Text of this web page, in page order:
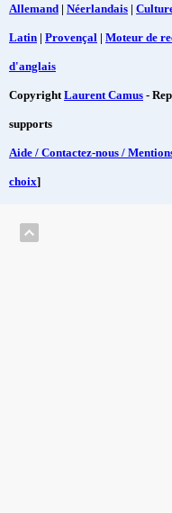
Allemand | Néerlandais |
Latin | Provençal | Moteur de
d'anglais
CopyrightLaurent Camus -
supports
Aide / Contactez-nous /
choix]